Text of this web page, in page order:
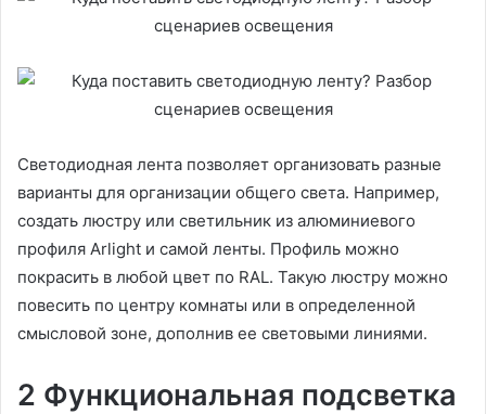
Светодиодная лента позволяет организовать разные
варианты для организации общего света. Например,
создать люстру или светильник из алюминиевого
профиля Arlight и самой ленты. Профиль можно
покрасить в любой цвет по RAL. Такую люстру можно
повесить по центру комнаты или в определенной
смысловой зоне, дополнив ее световыми линиями.
2 Функциональная подсветка